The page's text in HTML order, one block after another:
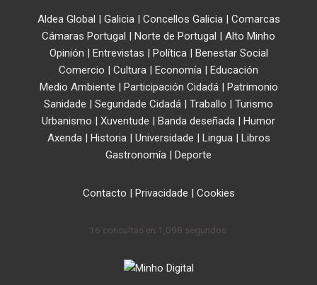
Aldea Global | Galicia| Concellos Galicia| Comarcas
Cámaras Portugal | Norte de Portugal | Alto Minho
Opinión | Entrevistas | Política| Benestar Social
Comercio | Cultura | Economía | Educación
Medio Ambiente | Participación Cidadá| Patrimonio
Sanidade | Seguridade Cidadá | Traballo | Turismo
Urbanismo | Xuventude | Banda deseñada | Humor
Axenda| Historia| Universidade | Lingua| Libros
Gastronomía | Deporte
Contacto | Privacidade | Cookies
16 consultas en 1,098 segundos.